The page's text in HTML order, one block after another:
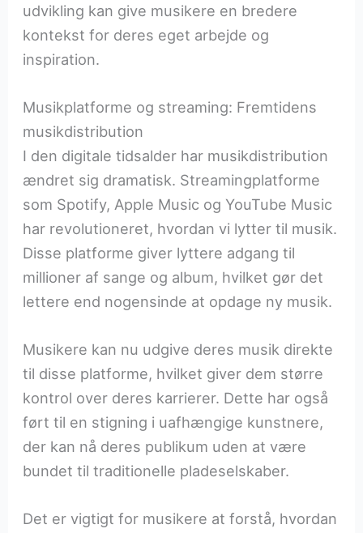
udvikling kan give musikere en bredere
kontekst for deres eget arbejde og
inspiration.
Musikplatforme og streaming: Fremtidens
musikdistribution
I den digitale tidsalder har musikdistribution
ændret sig dramatisk. Streamingplatforme
som Spotify, Apple Music og YouTube Music
har revolutioneret, hvordan vi lytter til musik.
Disse platforme giver lyttere adgang til
millioner af sange og album, hvilket gør det
lettere end nogensinde at opdage ny musik.
Musikere kan nu udgive deres musik direkte
til disse platforme, hvilket giver dem større
kontrol over deres karrierer. Dette har også
ført til en stigning i uafhængige kunstnere,
der kan nå deres publikum uden at være
bundet til traditionelle pladeselskaber.
Det er vigtigt for musikere at forstå, hvordan